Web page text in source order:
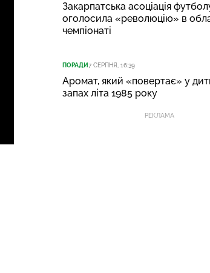
Закарпатська асоціація
оголосила «революцію» в
чемпіонаті
ПОРАДИ7 СЕРПНЯ, 16:39
Аромат, який «повертає» у
запах літа 1985 року
РЕКЛАМА